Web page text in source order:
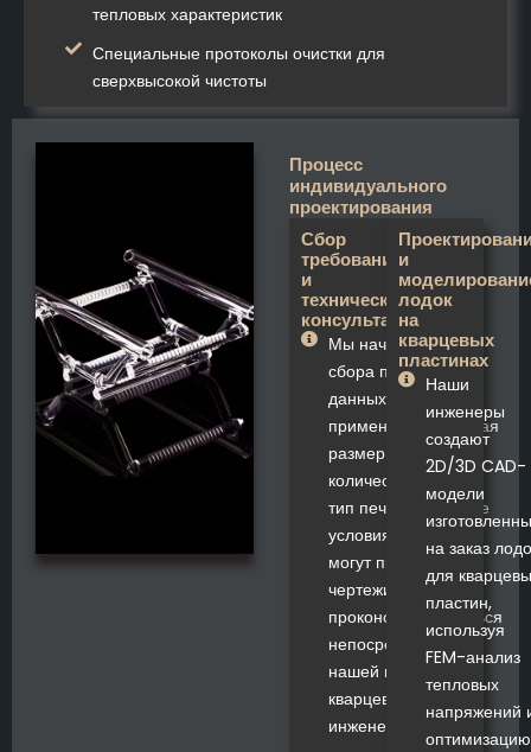
тепловых характеристик
Специальные протоколы очистки для
сверхвысокой чистоты
Процесс
индивидуального
проектирования
Сбор
требований
и
технические
консультации
Мы начинаем со
сбора подробных
данных о
применении, включая
размер пластин,
количество щелей,
тип печи и тепловые
условия. Клиенты
могут предоставить
чертежи или
проконсультироваться
непосредственно с
нашей командой
кварцевых
инженеров.
и
лодок
на
кварцевых
пластинах
Наши
инженеры
создают
2D/3D CAD-
модели
на заказ
для
пластин,
используя
FEM-анализ
тепловых
напряжений
оптимизацию